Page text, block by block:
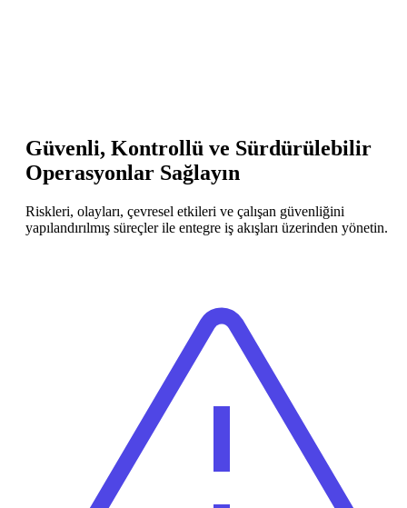
Güvenli, Kontrollü ve Sürdürülebilir
Operasyonlar Sağlayın
Riskleri, olayları, çevresel etkileri ve çalışan güvenliğini
yapılandırılmış süreçler ile entegre iş akışları üzerinden yönetin.